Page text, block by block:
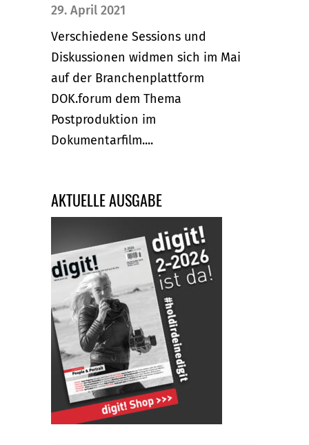
29. April 2021
Verschiedene Sessions und
Diskussionen widmen sich im Mai
auf der Branchenplattform
DOK.forum dem Thema
Postproduktion im
Dokumentarfilm....
AKTUELLE AUSGABE